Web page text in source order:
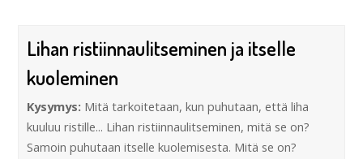
Lihan ristiinnaulitseminen ja itselle
kuoleminen
Kysymys: Mitä tarkoitetaan, kun puhutaan, että liha
kuuluu ristille... Lihan ristiinnaulitseminen, mitä se on?
Samoin puhutaan itselle kuolemisesta. Mitä se on?